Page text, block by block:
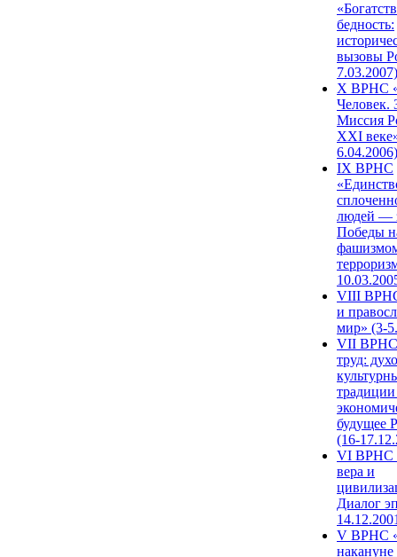
бедность:
вызовы
7.03.2007)
X ВРНС
Человек.
Миссия
XXI
6.04.2006)
IX ВРНС
людей —
Победы
VIII
и
мир» (3-
VII ВРНС
труд:
будущее
(16-
VI ВРНС
вера и
Диалог
V ВРНС
накануне